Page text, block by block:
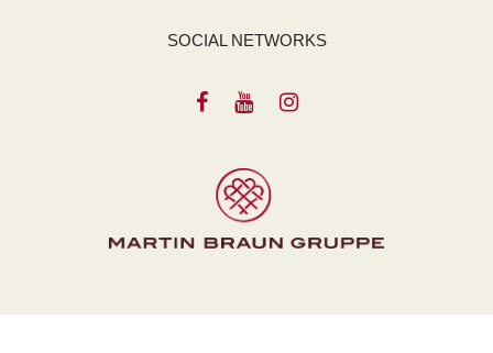
SOCIAL NETWORKS